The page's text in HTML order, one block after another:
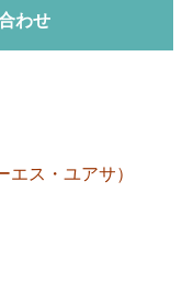
わせ
ス・ユアサ）